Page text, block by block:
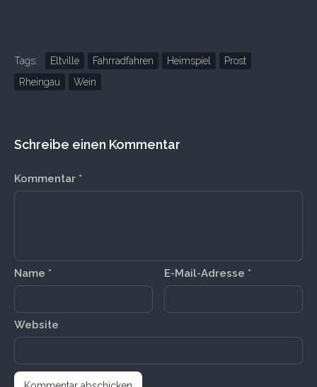
Tags: Eltville Fahrradfahren Heimspiel
Prost
Rheingau
Wein
Schreibe einen Kommentar
Kommentar *
Name * E-Mail-Adresse *
Website